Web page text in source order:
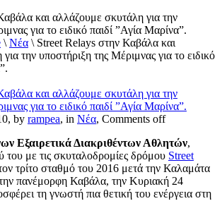
και αλλάζουμε σκυτάλη για την
για το ειδικό παιδί ”Αγία Μαρίνα”.
\ Νέα \ Street Relays στην Καβάλα και
την υποστήριξη της Μέριμνας για το ειδικό
και αλλάζουμε σκυτάλη για την
για το ειδικό παιδί ”Αγία Μαρίνα”.
by rampea, in Νέα, Comments off
Εξαιρετικά Διακριθέντων Αθλητών,
του με τις σκυταλοδρομίες δρόμου Street
τρίτο σταθμό του 2016 μετά την Καλαμάτα
πανέμορφη Καβάλα, την Κυριακή 24
τη γνωστή πια θετική του ενέργεια στη